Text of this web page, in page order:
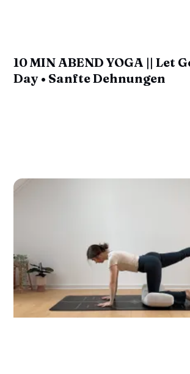
10 MIN ABEND YOGA || Let
Day • Sanfte Dehnungen